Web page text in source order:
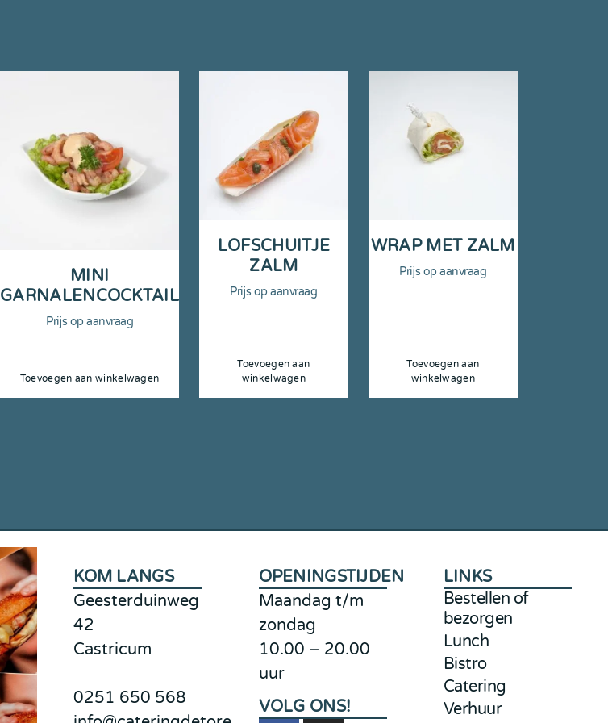
MINI
GARNALENCOCKTAIL
Prijs op aanvraag
Toevoegen aan winkelwagen
LOFSCHUITJE
ZALM
Prijs op aanvraag
Toevoegen aan
winkelwagen
WRAP MET ZALM
Prijs op aanvraag
Toevoegen aan
winkelwagen
KOM LANGS
Geesterduinweg
42
Castricum
0251 650 568
OPENINGSTIJDEN
Maandag t/m
zondag
10.00 – 20.00
uur
VOLG ONS!
LINKS
Bestellen of
bezorgen
Lunch
Bistro
Catering
Verhuur